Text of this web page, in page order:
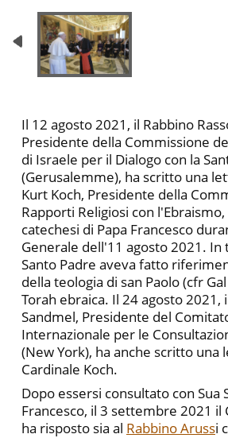
Il 12 agosto 2021, il Rabbino
Presidente della Commissione
di Israele per il Dialogo con la
(Gerusalemme), ha scritto una
Kurt Koch, Presidente della
Rapporti Religiosi con
catechesi di Papa Francesco
Generale dell'11 agosto 2021. In
Santo Padre aveva fatto
della teologia di san Paolo (cfr
Torah ebraica. Il 24 agosto 2021,
Sandmel, Presidente del
Internazionale per le
(New York), ha anche scritto una
Cardinale Koch.
Dopo essersi consultato con Sua
Francesco, il 3 settembre 2021 il
ha risposto sia al Rabbino Arussi